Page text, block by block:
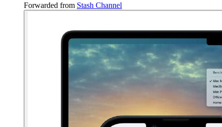
Forwarded from Stash Channel